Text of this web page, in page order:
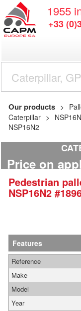
1955
+33
Our products
Caterpillar
NSP16N2
Price on
Pedestrian
NSP16N2
Features
Reference
Make
Model
Year